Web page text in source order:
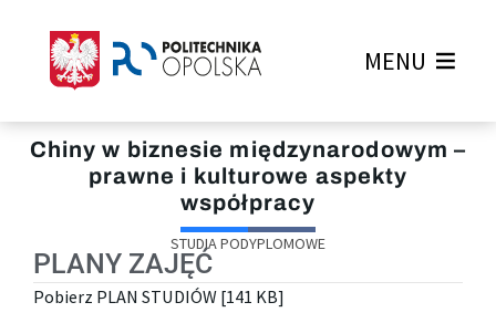
MENU
Chiny w biznesie międzynarodowym –
prawne i kulturowe aspekty
współpracy
STUDIA PODYPLOMOWE
PLANY ZAJĘĆ
Pobierz PLAN STUDIÓW [141 KB]